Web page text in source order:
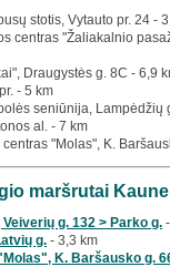
stotis, Vytauto pr. 24 -
centras "Žaliakalnio
Draugystės g. 8C - 6,9
- 5 km
seniūnija, Lampėdžių
al. - 7 km
centras "Molas", K.
maršrutai Kaune
g. 132 > Parko g.
g. - 3,3 km
K. Baršausko g.